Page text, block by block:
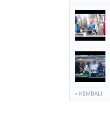
« KEMBALI